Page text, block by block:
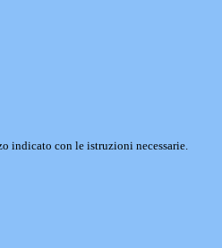
indicato con le istruzioni necessarie.